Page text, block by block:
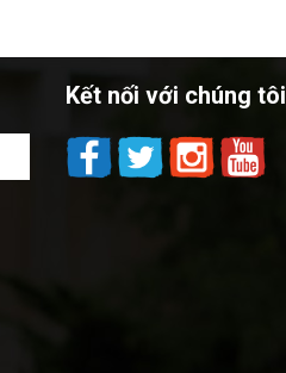
Kết nối với chúng tôi